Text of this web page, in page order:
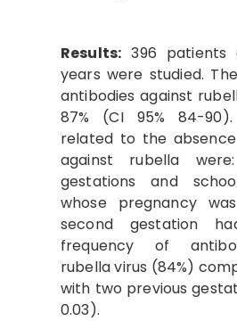
Results: 396
years were studied.
antibodies against
87% (CI 95% 84-
related to the
against rubella
gestations and
whose pregnancy
second gestation
frequency of
rubella virus (84%)
with two previous
0.03).